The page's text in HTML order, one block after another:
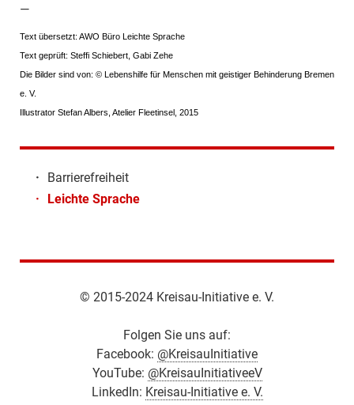
—
Text übersetzt: AWO Büro Leichte Sprache
Text geprüft: Steffi Schiebert, Gabi Zehe
Die Bilder sind von: © Lebenshilfe für Menschen mit geistiger Behinderung Bremen
e. V.
Illustrator Stefan Albers, Atelier Fleetinsel, 2015
·
Barrierefreiheit
·
Leichte Sprache
© 2015-2024 Kreisau-Initiative e. V.
Folgen Sie uns auf:
Facebook: @KreisauInitiative
YouTube: @KreisauInitiativeeV
LinkedIn: Kreisau-Initiative e. V.